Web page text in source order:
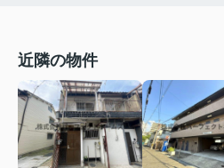
近隣の物件